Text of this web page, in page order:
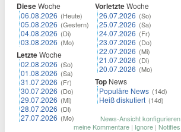
DieseWoche
06.08.2026 (Heute)
05.08.2026 (Gestern)
04.08.2026 (Di)
03.08.2026 (Mo)
LetzteWoche
02.08.2026 (So)
01.08.2026 (Sa)
31.07.2026 (Fr)
30.07.2026 (Do)
29.07.2026 (Mi)
28.07.2026 (Di)
27.07.2026 (Mo)
VorletzteWoche
26.07.2026 (So)
25.07.2026 (Sa)
24.07.2026 (Fr)
23.07.2026 (Do)
22.07.2026 (Mi)
21.07.2026 (Di)
20.07.2026 (Mo)
Top News
Populäre News (14d)
Heiß diskutiert (14d)
News-Ansicht konfigurieren
meine Kommentare | Ignore | Notifies